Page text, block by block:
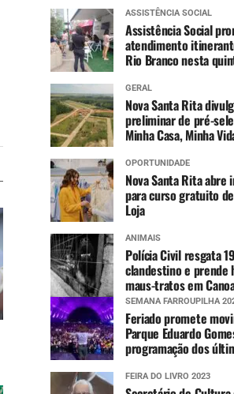
ASSISTÊNCIA SOCIAL
Assistência Social
atendimento
Rio Branco nesta
GERAL
Nova Santa Rita
preliminar de pré-
Minha Casa, Minha
OPORTUNIDADE
Nova Santa Rita abre
para curso gratuito
Loja
ANIMAIS
Polícia Civil resgata
clandestino e prende
maus-tratos em
SEMANA FARROUPILHA
Feriado promete
Parque Eduardo
programação dos
FEIRA DO LIVRO 2023